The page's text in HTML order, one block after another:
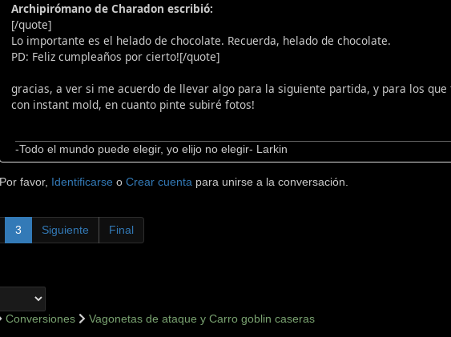
Archipirómano de Charadon escribió:
[/quote]
Lo importante es el helado de chocolate. Recuerda, helado de chocolate.
PD: Feliz cumpleaños por cierto![/quote]
gracias, a ver si me acuerdo de llevar algo para la siguiente partida, y para los
con instant mold, en cuanto pinte subiré fotos!
-Todo el mundo puede elegir, yo elijo no elegir- Larkin
Por favor, Identificarse o Crear cuentapara unirse a la conversación.
3 Siguiente Final
Conversiones Vagonetas de ataque y Carro goblin caseras